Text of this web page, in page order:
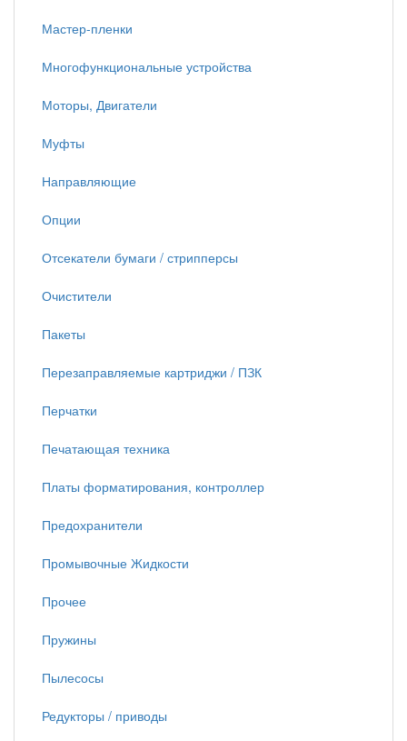
Мастер-пленки
Многофункциональные устройства
Моторы, Двигатели
Муфты
Направляющие
Опции
Отсекатели бумаги / стрипперсы
Очистители
Пакеты
Перезаправляемые картриджи / ПЗК
Перчатки
Печатающая техника
Платы форматирования, контроллер
Предохранители
Промывочные Жидкости
Прочее
Пружины
Пылесосы
Редукторы / приводы